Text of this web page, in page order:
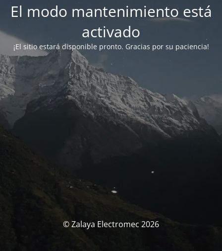
El modo mantenimiento está
activado
¡El sitio estará disponible pronto. Gracias por su paciencia!
© Zalaya Electromec 2026